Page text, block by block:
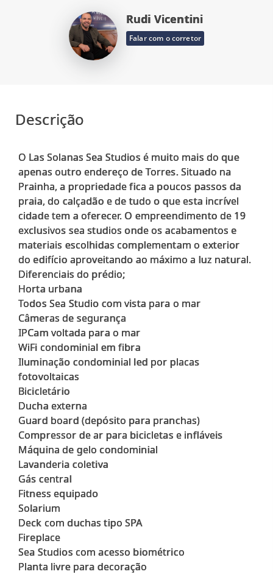
Rudi Vicentini
Falar com o corretor
Descrição
O Las Solanas Sea Studios é muito mais do que
apenas outro endereço de Torres. Situado na
Prainha, a propriedade fica a poucos passos da
praia, do calçadão e de tudo o que esta incrível
cidade tem a oferecer. O empreendimento de 19
exclusivos sea studios onde os acabamentos e
materiais escolhidas complementam o exterior
do edifício aproveitando ao máximo a luz natural.
Diferenciais do prédio;
Horta urbana
Todos Sea Studio com vista para o mar
Câmeras de segurança
IPCam voltada para o mar
WiFi condominial em fibra
Iluminação condominial led por placas
fotovoltaicas
Bicicletário
Ducha externa
Guard board (depósito para pranchas)
Compressor de ar para bicicletas e infláveis
Máquina de gelo condominial
Lavanderia coletiva
Gás central
Fitness equipado
Solarium
Deck com duchas tipo SPA
Fireplace
Sea Studios com acesso biométrico
Planta livre para decoração